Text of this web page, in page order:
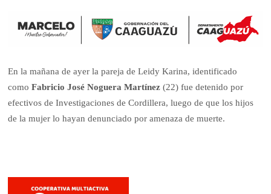
En la mañana de ayer la pareja de Leidy Karina, identificado
comoFabricio José Noguera Martínez (22) fue detenido por
efectivos de Investigaciones de Cordillera, luego de que los hijos
de la mujer lo hayan denunciado por amenaza de muerte.